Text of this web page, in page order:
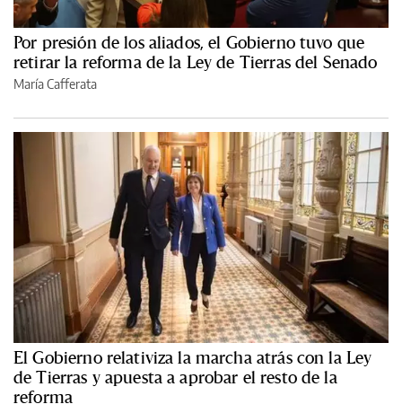
Por presión de los aliados, el Gobierno tuvo que
retirar la reforma de la Ley de Tierras del Senado
María Cafferata
El Gobierno relativiza la marcha atrás con la Ley
de Tierras y apuesta a aprobar el resto de la
reforma